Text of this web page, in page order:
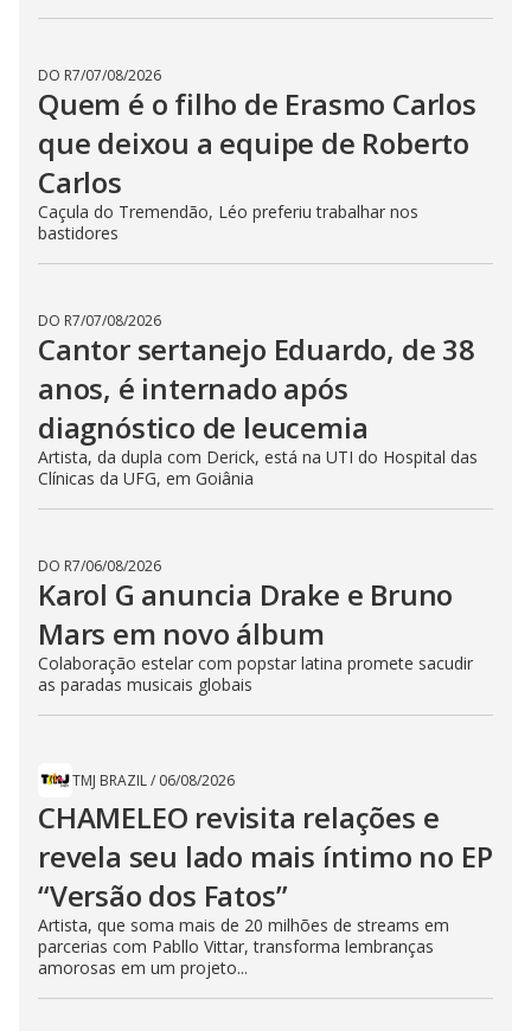
DO R7/07/08/2026
Quem é o filho de Erasmo Carlos
que deixou a equipe de Roberto
Carlos
Caçula do Tremendão, Léo preferiu trabalhar nos
bastidores
DO R7/07/08/2026
Cantor sertanejo Eduardo, de 38
anos, é internado após
diagnóstico de leucemia
Artista, da dupla com Derick, está na UTI do Hospital das
Clínicas da UFG, em Goiânia
DO R7/06/08/2026
Karol G anuncia Drake e Bruno
Mars em novo álbum
Colaboração estelar com popstar latina promete sacudir
as paradas musicais globais
TMJ BRAZIL/ 06/08/2026
CHAMELEO revisita relações e
revela seu lado mais íntimo no EP
“Versão dos Fatos”
Artista, que soma mais de 20 milhões de streams em
parcerias com Pabllo Vittar, transforma lembranças
amorosas em um projeto...